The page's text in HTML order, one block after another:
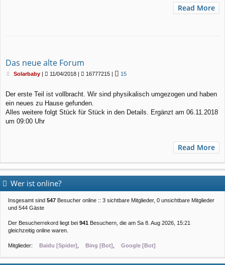
Read More
Das neue alte Forum
B
t
r
a
Solarbaby| 11/04/2018 | 16777215 | 15
Der erste Teil ist vollbracht. Wir sind physikalisch umgezogen und haben
ein neues zu Hause gefunden.
Alles weitere folgt Stück für Stück in den Details. Ergänzt am 06.11.2018
um 09:00 Uhr
Read More
Wer ist online?
Insgesamt sind 547 Besucher online :: 3 sichtbare Mitglieder, 0 unsichtbare Mitglieder
und 544 Gäste
Der Besucherrekord liegt bei 941 Besuchern, die am Sa 8. Aug 2026, 15:21
gleichzeitig online waren.
Mitglieder: Baidu [Spider] Bing [Bot] Google [Bot]